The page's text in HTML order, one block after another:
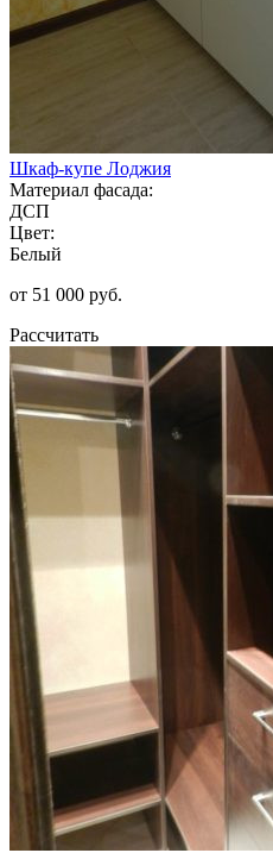
Шкаф-купе Лоджия
Материал фасада:
ДСП
Цвет:
Белый
от 51 000 руб.
Рассчитать